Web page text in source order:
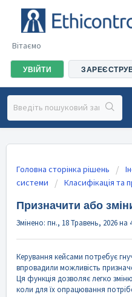
Вітаємо
УВІЙТИ
Головна сторінка рішень
системи
Класифікація та
Призначити або
Змінено: пн., 18 Травень, 2026
Керування кейсами потребує
впровадили можливість
Ця функція дозволяє легко
коли для їх опрацювання